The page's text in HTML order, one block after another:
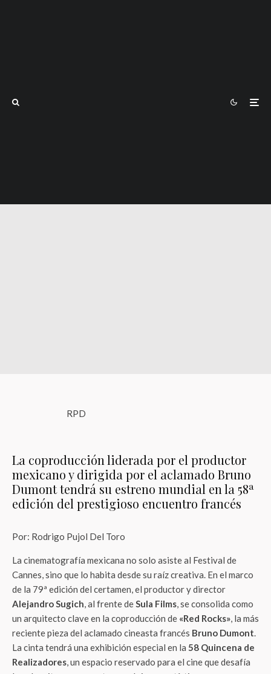
RPD
La coproducción liderada por el productor
mexicano y dirigida por el aclamado Bruno
Dumont tendrá su estreno mundial en la 58ª
edición del prestigioso encuentro francés
Por: Rodrigo Pujol Del Toro
La cinematografía mexicana no solo asiste al Festival de
Cannes, sino que lo habita desde su raíz creativa. En el marco
de la 79ª edición del certamen, el productor y director
Alejandro Sugich, al frente deSula Films, se consolida como
un arquitecto clave en la coproducción de «Red Rocks», la más
reciente pieza del aclamado cineasta francés Bruno Dumont.
La cinta tendrá una exhibición especial en la 58 Quincena de
Realizadores, un espacio reservado para el cine que desafía